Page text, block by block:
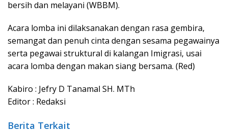
bersih dan melayani (WBBM).
Acara lomba ini dilaksanakan dengan rasa gembira,
semangat dan penuh cinta dengan sesama pegawainya
serta pegawai struktural di kalangan Imigrasi, usai
acara lomba dengan makan siang bersama. (Red)
Kabiro : Jefry D Tanamal SH. MTh
Editor : Redaksi
Berita Terkait